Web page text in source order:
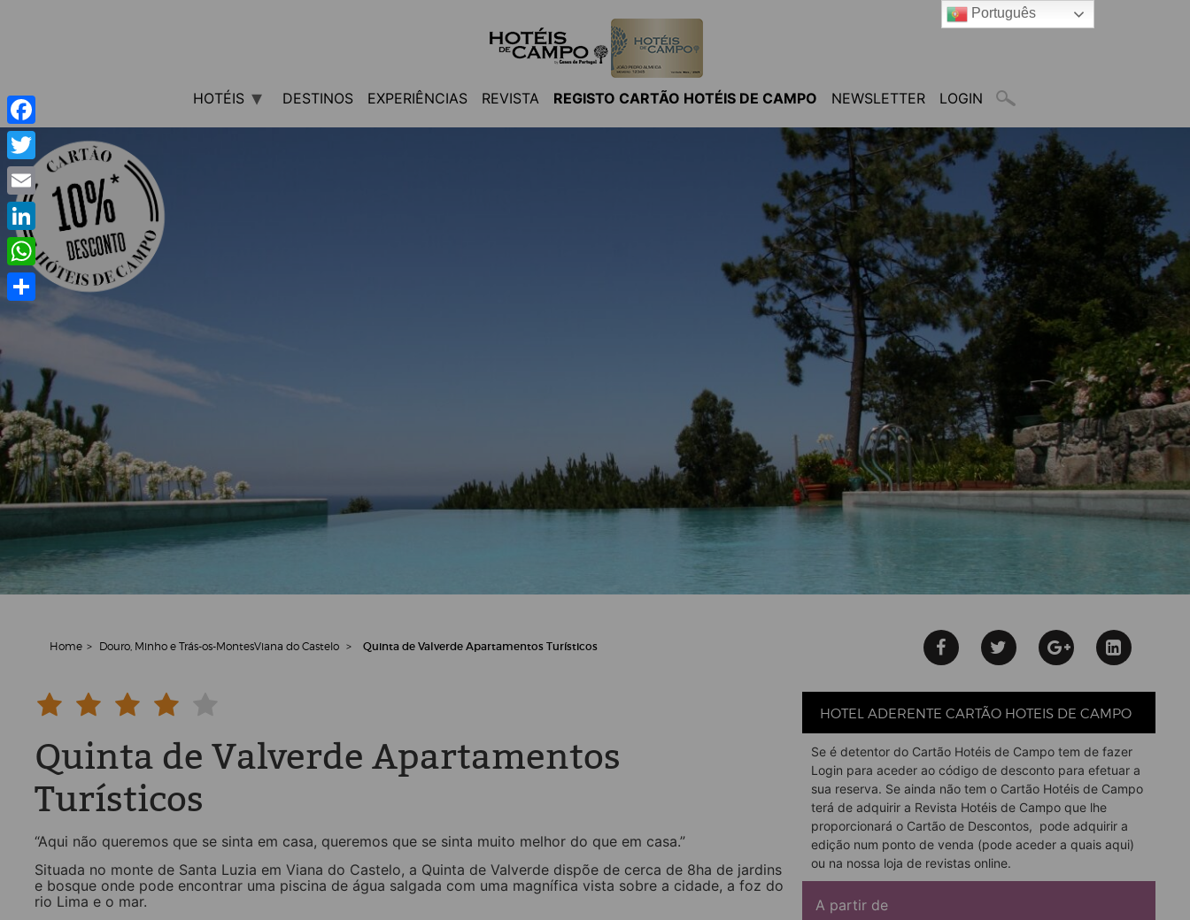
HOTÉIS DESTINOS EXPERIÊNCIAS REVISTA REGISTO CARTÃO HOTÉIS DE CAMPO NEWSLETTER LOGIN
Home > Douro, Minho e Trás-os-MontesViana do Castelo > Quinta de Valverde Apartamentos Turísticos
Quinta de Valverde Apartamentos
Turísticos
“Aqui não queremos que se sinta em casa, queremos que se sinta muito melhor do que em casa.”
Situada no monte de Santa Luzia em Viana do Castelo, a Quinta de Valverde dispõe de cerca de 8ha de jardins
e bosque onde pode encontrar uma piscina de água salgada com uma magnífica vista sobre a cidade, a foz do
rio Lima e o mar.
HOTEL ADERENTE CARTÃO HOTEIS DE CAMPO
Se é detentor do Cartão Hotéis de Campo tem de fazer
Login para aceder ao código de desconto para efetuar a
sua reserva. Se ainda não tem o Cartão Hotéis de Campo
terá de adquirir a Revista Hotéis de Campo que lhe
proporcionará o Cartão de Descontos, pode adquirir a
edição num ponto de venda (pode aceder a quais aqui)
ou na nossa loja de revistas online.
A partir de
Facebook
Twitter
Email
LinkedIn
WhatsApp
Share
Português